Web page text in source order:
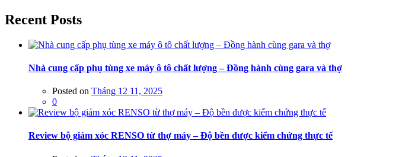
Recent Posts
Nhà cung cấp phụ tùng xe máy ô tô chất lượng – Đồng hành cùng gara và thợ
Posted on Tháng 12 11, 2025
0
Review bộ giảm xóc RENSO từ thợ máy – Độ bền được kiểm chứng thực tế